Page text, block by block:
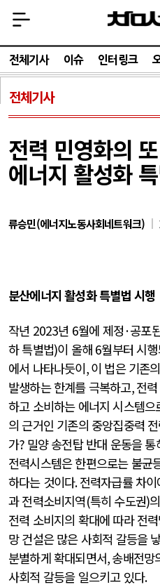
전체기사 이슈 인터링크
전체기사
전력 민영화의
에너지 활성화
류승민(에너지노동사회네트워크)
분산에너지 활성화 특별법 시행
작년 2023년 6월에 제정 ·공포
하 특별법)이 올해 6월부터 시
에서 나타나듯이,이 법은 기존
발생하는 한계를 극복하고,전
하고 소비하는 에너지 시스템
의 근거인 기존의 중앙집중력
가? 밀양 송전탑 반대 운동을
전력시스템은 한편으로는 불균
하다는 것이다.전력자급률 차
과 전력소비지역(특히 수도권)
전력 소비지의 확대에 따라 전
망 건설은 많은 사회적 갈등을
분별하게 확대되면서,송배전망
사회적 갈등을 일으키고 있다.